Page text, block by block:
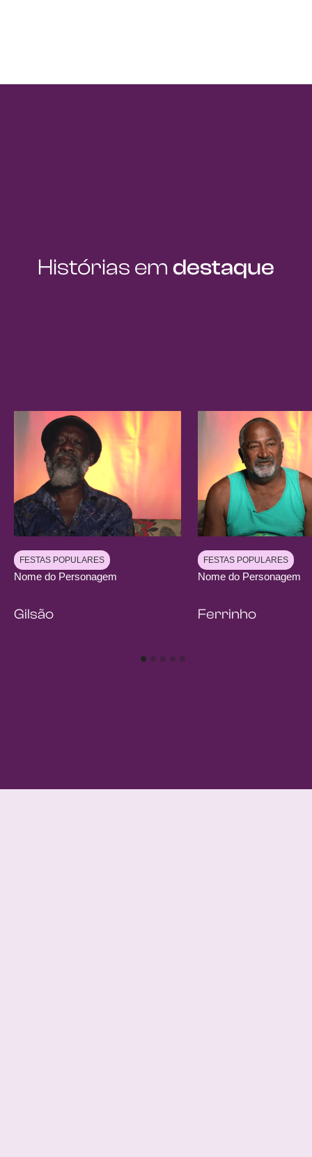
Histórias em destaque
FESTAS POPULARES
Nome do Personagem
Gilsão
FESTAS POPULARES
Nome do Personagem
Ferrinho